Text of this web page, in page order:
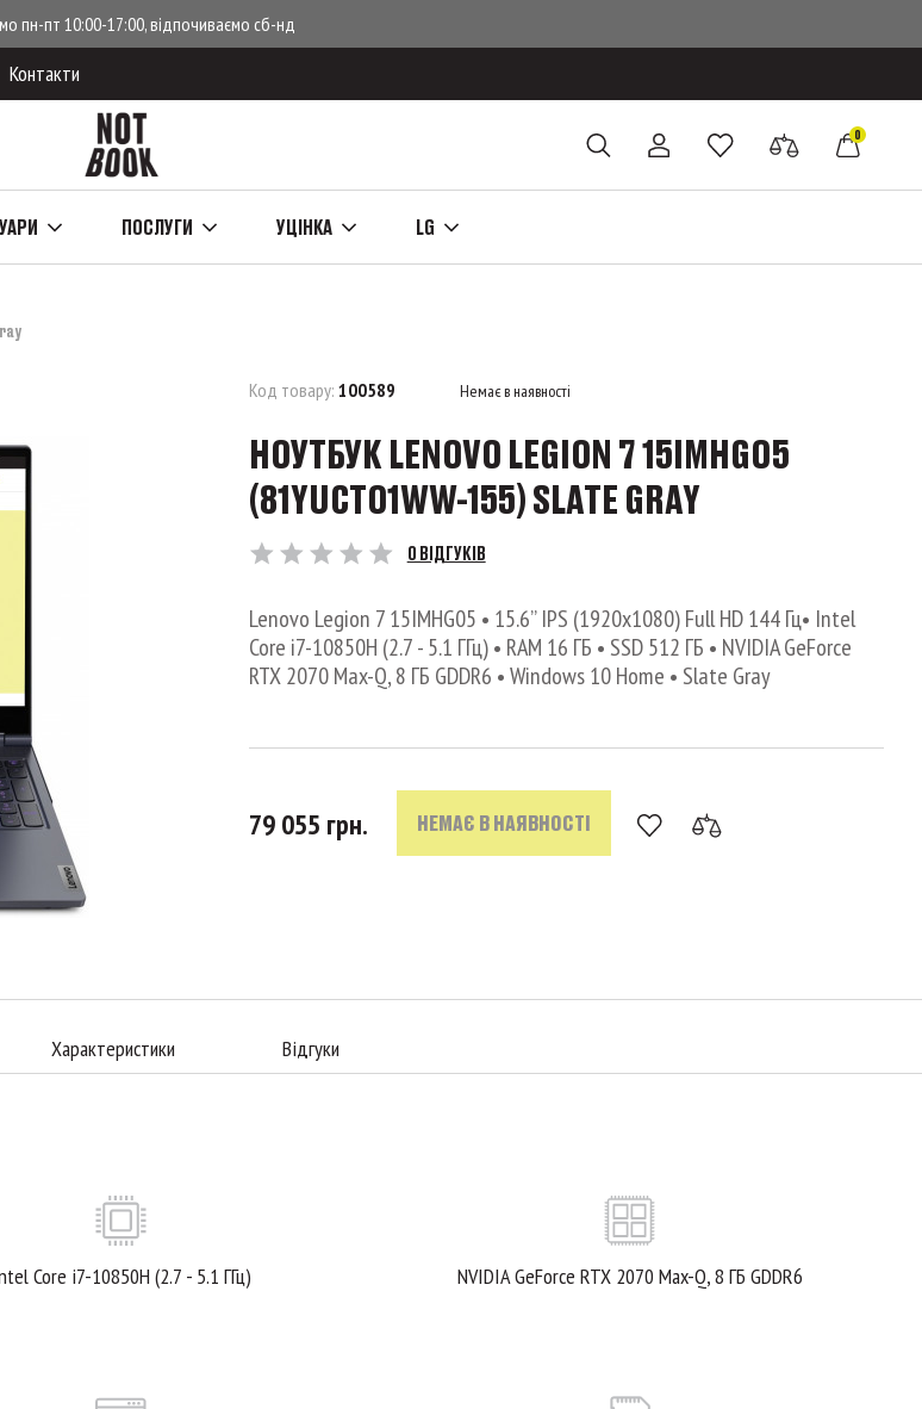
пн-пт 10:00-17:00, відпочиваємо сб-нд
Контакти
0
ПОСЛУГИ УЦІНКА LG
Код товару: 100589 Немає в наявності
НОУТБУК LENOVO LEGION 7 15IMHG05
(81YUCTO1WW-155) SLATE GRAY
0 ВІДГУКІВ
Lenovo Legion 7 15IMHG05 • 15.6’’ IPS (1920x1080) Full HD 144 Гц• Intel
Core i7-10850H (2.7 - 5.1 ГГц) • RAM 16 ГБ • SSD 512 ГБ • NVIDIA GeForce
RTX 2070 Max-Q, 8 ГБ GDDR6 • Windows 10 Home • Slate Gray
79 055 грн. НЕМАЄ В НАЯВНОСТІ
Характеристики Відгуки
Core i7-10850H (2.7 - 5.1 ГГц) NVIDIA GeForce RTX 2070 Max-Q, 8 ГБ GDDR6